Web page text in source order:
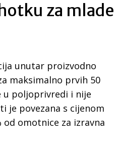
za mlade
unutar proizvodno
maksimalno prvih 50
u poljoprivredi i nije
je povezana s cijenom
od omotnice za izravna